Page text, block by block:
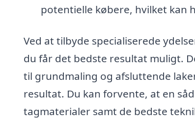
potentielle købere, hvilket kan
Ved at tilbyde specialiserede
du får det bedste resultat muligt.
til grundmaling og afsluttende
resultat. Du kan forvente, at en
tagmaterialer samt de bedste